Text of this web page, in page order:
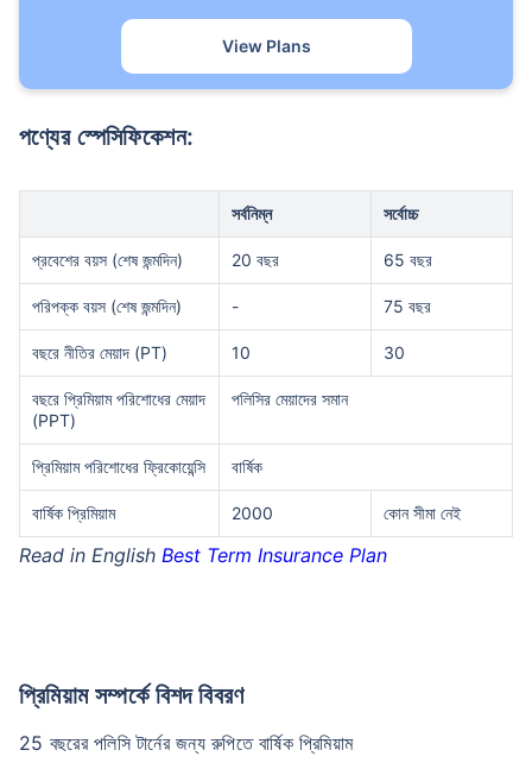
View Plans
পণ্যের স্পেসিফিকেশন:
সর্বনিম্ন সর্বোচ্চ
প্রবেশের বয়স (শেষ জন্মদিন) 20 বছর 65 বছর
পরিপক্ক বয়স (শেষ জন্মদিন) - 75 বছর
বছরে নীতির মেয়াদ (PT) 10 30
বছরে প্রিমিয়াম পরিশোধের মেয়াদ
(PPT)
পলিসির মেয়াদের সমান
প্রিমিয়াম পরিশোধের ফ্রিকোয়েন্সি বার্ষিক
বার্ষিক প্রিমিয়াম 2000 কোন সীমা নেই
Read in English Best Term Insurance Plan
প্রিমিয়াম সম্পর্কে বিশদ বিবরণ
25 বছরের পলিসি টার্নের জন্য রুপিতে বার্ষিক প্রিমিয়াম